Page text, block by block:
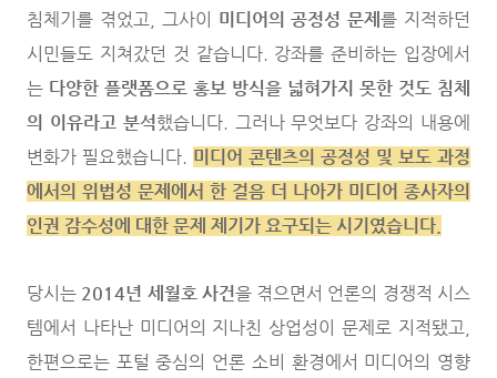
침체기를 겪었고, 그사이
미디어의 공정성 문제를 지적하던
시민들도 지쳐갔던 것 같습니다. 강좌를 준비하는 입장에서
는 다양한 플랫폼으로 홍보 방식을 넓혀가지 못한 것도 침체
의 이유라고 분석했습니다. 그러나 무엇보다 강좌의 내용에
변화가 필요했습니다. 미디어 콘텐츠의 공정성 및 보도 과정
에서의 위법성 문제에서 한 걸음 더 나아가 미디어 종사자의
인권 감수성에 대한 문제 제기가 요구되는 시기였습니다.
당시는 2014년 세월호 사건을 겪으면서 언론의 경쟁적 시스
템에서 나타난 미디어의 지나친 상업성이 문제로 지적됐고,
한편으로는 포털 중심의 언론 소비 환경에서 미디어의 영향